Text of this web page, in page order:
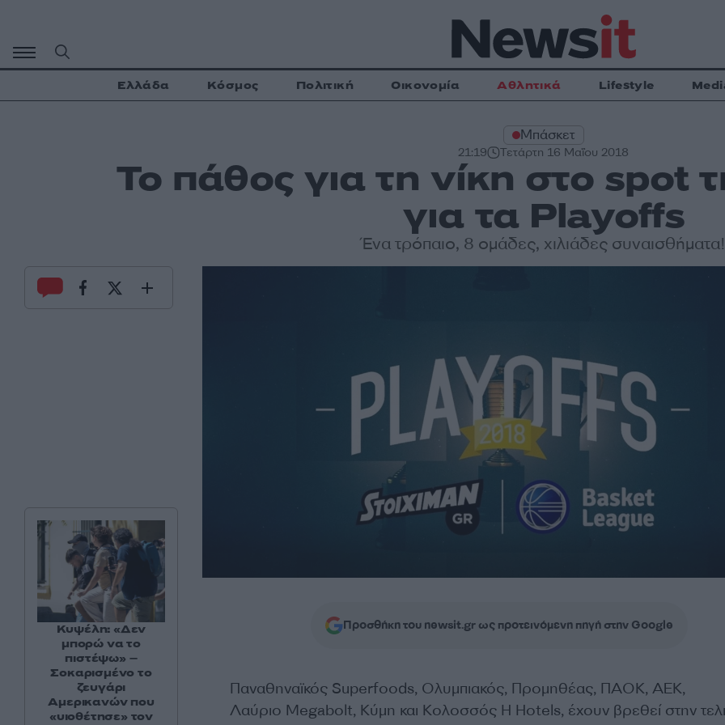
περιεχόμενο
Ελλάδα Κόσμος Πολιτική Οικονομία Αθλητικά Lifestyle
Μπάσκετ
21:19 Τετάρτη 16 Μαΐου 2018
Το πάθος για τη νίκη στο spot
για τα Playoffs
Ένα τρόπαιο, 8 ομάδες, χιλιάδες συναισθήματα!
Προσθήκη του newsit.gr ως προτεινόμενη πηγή στην Google
Παναθηναϊκός Superfoods, Ολυμπιακός, Προμηθέας, ΠΑΟΚ, ΑΕΚ,
Λαύριο Megabolt, Κύμη και Κολοσσός H Hotels, έχουν βρεθεί στην
Κυψέλη: «Δεν
μπορώ να το
πιστέψω» –
Σοκαρισμένο το
ζευγάρι
Αμερικανών που
«υιοθέτησε» τον